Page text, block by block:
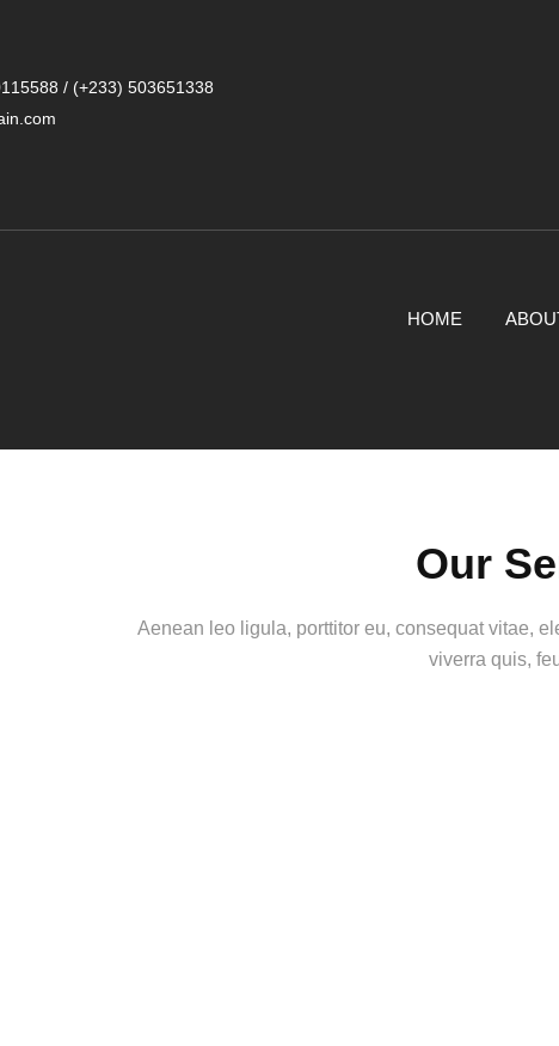
/ (+233) 503651338
HOME
Our
Aenean leo ligula, porttitor eu, consequat vitae,
viverra quis,